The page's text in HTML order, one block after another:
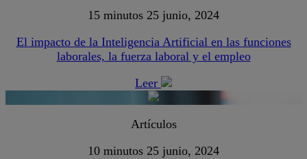
15 minutos 25 junio, 2024
El impacto de la Inteligencia Artificial en las funciones
laborales, la fuerza laboral y el empleo
Leer
Artículos
10 minutos 25 junio, 2024